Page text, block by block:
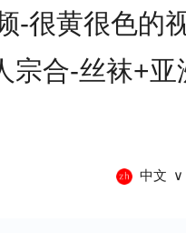
-很黄很色的
合-丝袜+
中文